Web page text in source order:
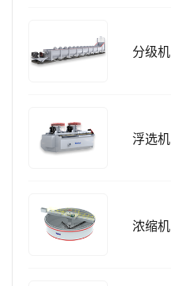
分级机
浮选机
浓缩机